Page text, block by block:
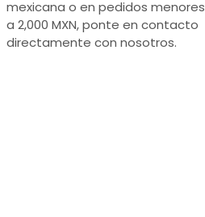
mexicana o en pedidos menores
a 2,000 MXN, ponte en contacto
directamente con nosotros.